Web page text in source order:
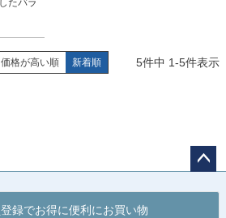
たバラ
価格が高い順 新着順 5件中 1-5件表示
録でお得に便利にお買い物